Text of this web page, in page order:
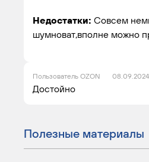
Недостатки: Совсем
шумноват,вполне можно
Пользователь OZON 08.09.2024
Достойно
Полезные материалы